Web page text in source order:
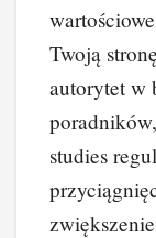
Twoją
autorytet w
studies